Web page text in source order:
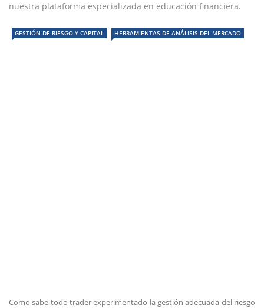
nuestra plataforma especializada en educación financiera.
GESTIÓN DE RIESGO Y CAPITAL HERRAMIENTAS DE ANÁLISIS DEL MERCADO
Como sabe todo trader experimentado la gestión adecuada del riesgo